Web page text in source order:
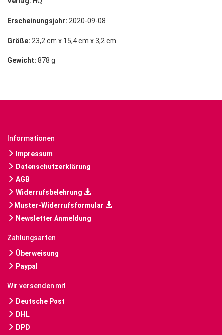
Erscheinungsjahr: 2020-09-08
Größe: 23,2 cm x 15,4 cm x 3,2 cm
Gewicht: 878 g
Informationen
Impressum
Datenschutzerklärung
AGB
Widerrufsbelehrung
Muster-Widerrufsformular
Newsletter Anmeldung
Zahlungsarten
Überweisung
Paypal
Wir versenden mit
Deutsche Post
DHL
DPD